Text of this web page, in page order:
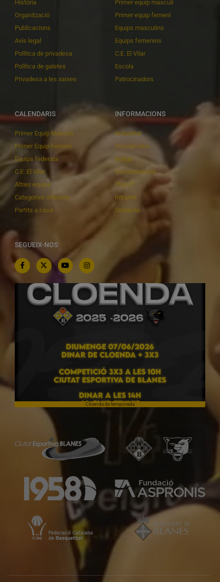
Història
Organització
Publicacions
Avís legal
Política de privadesa
Política de galetes
Privadesa a les xarxes
Primer equip masculí
Primer equip femení
Equips masculins
Equips femenins
C.E. El Vilar
Escola
Patrocinadors
CALENDARIS
Primer Equip Masculí
Primer Equip Femení
Equips federats
C.E. El Vilar
Altres equips
Categories inferiors
Partits a casa
INFORMACIONS
Actualitat
Inscripcions
Botiga
Documentació
Playoff
Intranet
Contacte
SEGUEIX-NOS
Cloenda de temporada